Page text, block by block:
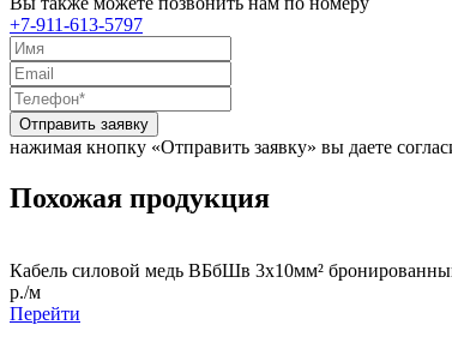
+7-911-613-5797
Отправить заявку
нажимая кнопку «Отправить заявку» вы даете
Похожая продукция
Кабель силовой медь ВБбШв 3x10мм²
р./м
Перейти